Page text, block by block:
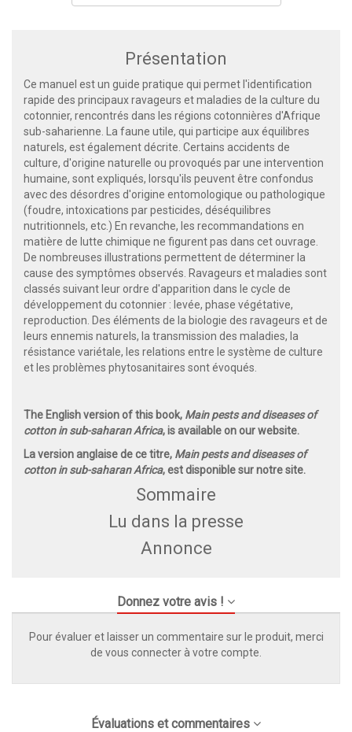
Présentation
Ce manuel est un guide pratique qui permet l'identification
rapide des principaux ravageurs et maladies de la culture du
cotonnier, rencontrés dans les régions cotonnières d'Afrique
sub-saharienne. La faune utile, qui participe aux équilibres
naturels, est également décrite. Certains accidents de
culture, d'origine naturelle ou provoqués par une intervention
humaine, sont expliqués, lorsqu'ils peuvent être confondus
avec des désordres d'origine entomologique ou pathologique
(foudre, intoxications par pesticides, déséquilibres
nutritionnels, etc.) En revanche, les recommandations en
matière de lutte chimique ne figurent pas dans cet ouvrage.
De nombreuses illustrations permettent de déterminer la
cause des symptômes observés. Ravageurs et maladies sont
classés suivant leur ordre d'apparition dans le cycle de
développement du cotonnier : levée, phase végétative,
reproduction. Des éléments de la biologie des ravageurs et de
leurs ennemis naturels, la transmission des maladies, la
résistance variétale, les relations entre le système de culture
et les problèmes phytosanitaires sont évoqués.
The English version of this book, Main pests and diseases of
cotton in sub-saharan Africa, is available on our website.
La version anglaise de ce titre, Main pests and diseases of
cotton in sub-saharan Africa, est disponible sur notre site.
Sommaire
Lu dans la presse
Annonce
Donnez votre avis !
Pour évaluer et laisser un commentaire sur le produit, merci
de vous connecter à votre compte.
Évaluations et commentaires